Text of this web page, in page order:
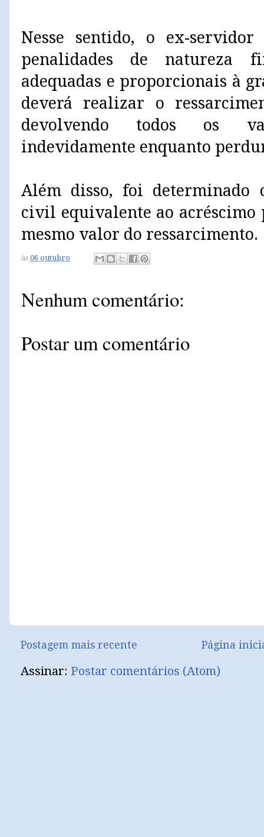
Nesse sentido, o ex-
penalidades de natureza
adequadas e proporcionais à
deverá realizar o
devolvendo todos os
indevidamente enquanto
Além disso, foi determinado
civil equivalente ao
mesmo valor do ressarcimento.
às 06 outubro
Nenhum comentário:
Postar um comentário
Postagem mais recente Página
Assinar: Postar comentários (Atom)